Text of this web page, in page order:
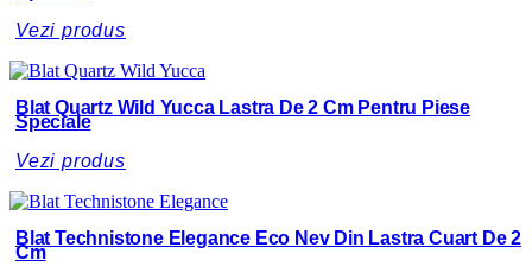
Vezi produs
Blat Quartz Wild Yucca Lastra De 2 Cm Pentru Piese
Speciale
Vezi produs
Blat Technistone Elegance Eco Nev Din Lastra Cuart De 2
Cm